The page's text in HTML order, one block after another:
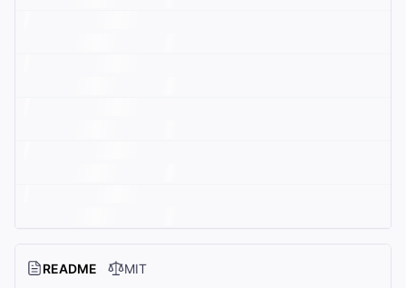
README MIT